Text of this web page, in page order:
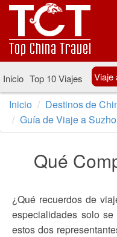
Inicio Top 10 Viajes Viaje
Inicio Destinos de
Guía de Viaje a
Qué
¿Qué recuerdos de
especialidades solo
estos dos